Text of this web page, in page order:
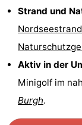
Rundfahrten
Indoor-
Spielplätze
Bowling
Strand und
Nordseestrand
Aktiv in der
Minigolf im
Burgh.